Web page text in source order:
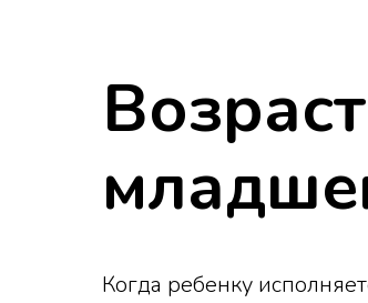
Когда ребенку